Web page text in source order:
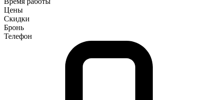
Цены
Скидки
Бронь
Телефон